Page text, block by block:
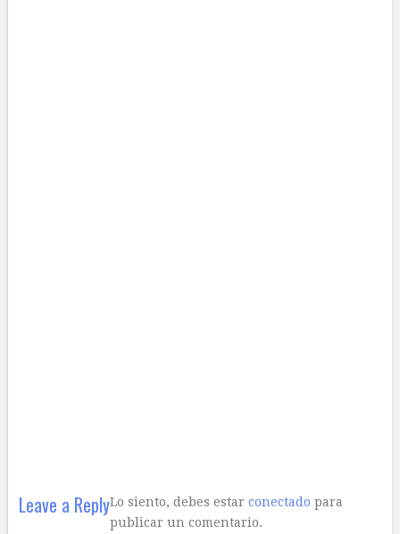
Leave a ReplyLo siento, debes estar conectado para
publicar un comentario.